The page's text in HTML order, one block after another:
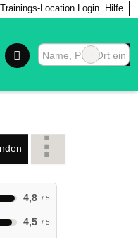
Trainings-Location Login Hilfe
4,8
4,5